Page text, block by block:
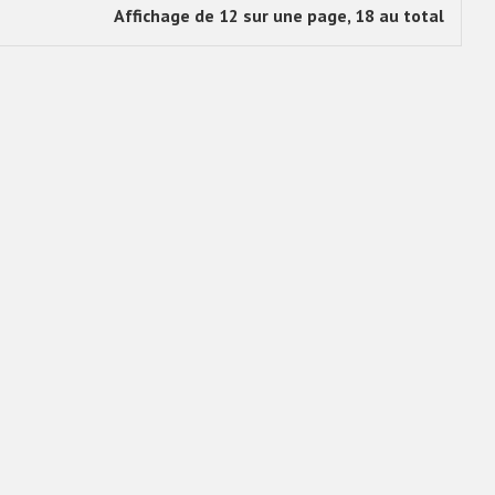
Affichage de 12 sur une page, 18 au total